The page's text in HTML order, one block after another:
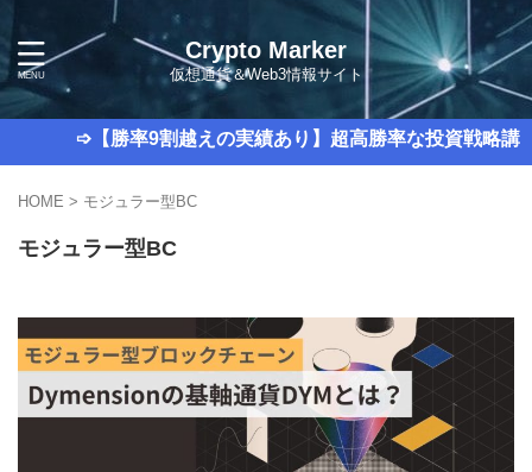
Crypto Marker
仮想通貨＆Web3情報サイト
➩【勝率9割越えの実績あり】超高勝率な投資戦略講座を
HOME > モジュラー型BC
モジュラー型BC